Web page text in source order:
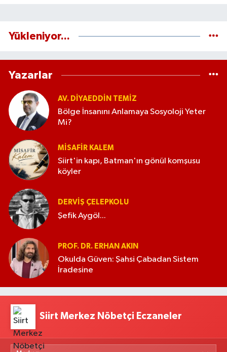
Yükleniyor...
Yazarlar
AV. DIYAEDDIN TEMIZ
Bölge İnsanını Anlamaya Sosyoloji Yeter
Mi?
MISAFIR KALEM
Siirt'in kapı, Batman'ın gönül komşusu
köyler
DERVIŞ ÇELEPKOLU
Şefik Aygöl...
PROF. DR. ERHAN AKIN
Okulda Güven: Şahsi Çabadan Sistem
İradesine
Siirt Merkez Nöbetçi Eczaneler